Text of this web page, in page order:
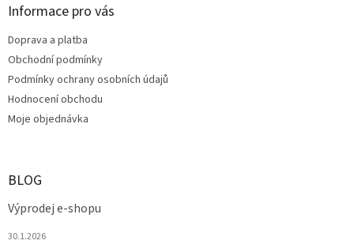
Informace pro vás
Doprava a platba
Obchodní podmínky
Podmínky ochrany osobních údajů
Hodnocení obchodu
Moje objednávka
BLOG
Výprodej e-shopu
30.1.2026